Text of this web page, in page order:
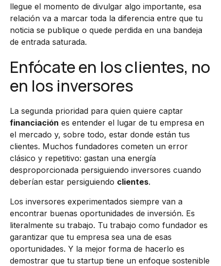
llegue el momento de divulgar algo importante, esa
relación va a marcar toda la diferencia entre que tu
noticia se publique o quede perdida en una bandeja
de entrada saturada.
Enfócate en los clientes, no
en los inversores
La segunda prioridad para quien quiere captar
financiación es entender el lugar de tu empresa en
el mercado y, sobre todo, estar donde están tus
clientes. Muchos fundadores cometen un error
clásico y repetitivo: gastan una energía
desproporcionada persiguiendo inversores cuando
deberían estar persiguiendo clientes.
Los inversores experimentados siempre van a
encontrar buenas oportunidades de inversión. Es
literalmente su trabajo. Tu trabajo como fundador es
garantizar que tu empresa sea una de esas
oportunidades. Y la mejor forma de hacerlo es
demostrar que tu startup tiene un enfoque sostenible